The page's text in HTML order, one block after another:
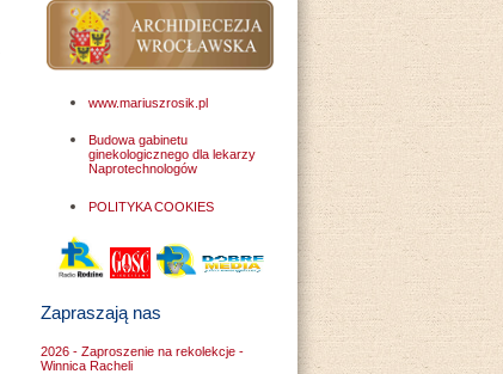
www.mariuszrosik.pl
Budowa gabinetu
ginekologicznego dla lekarzy
Naprotechnologów
POLITYKA COOKIES
Zapraszają nas
2026 - Zaproszenie na rekolekcje -
Winnica Racheli